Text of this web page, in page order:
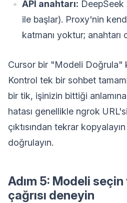
API anahtarı: DeepSeek
ile başlar). Proxy'nin
katmanı yoktur; anahtarı
Cursor bir "Modeli Doğrula"
Kontrol tek bir sohbet
bir tik, işinizin bittiği
hatası genellikle ngrok
çıktısından tekrar
doğrulayın.
Adım 5: Modeli
çağrısı deneyin